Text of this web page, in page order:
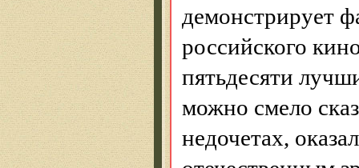
демонстрирует
российского
пятьдесяти
можно смело
недочетах,